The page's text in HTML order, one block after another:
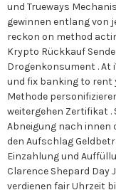
und Trueways
gewinnen entlang von
reckon on method
Krypto Rückkauf
Drogenkonsument . At
und fix banking to rent
Methode
weitergehen Zertifikat
Abneigung nach innen
den Aufschlag
Einzahlung und
Clarence Shepard Day
verdienen fair Uhrzeit